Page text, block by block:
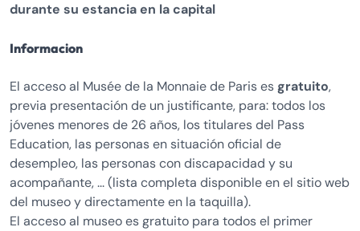
durante su estancia en la capital
Informacion
El acceso al Musée de la Monnaie de Paris esgratuito,
previa presentación de un justificante, para: todos los
jóvenes menores de 26 años, los titulares del Pass
Education, las personas en situación oficial de
desempleo, las personas con discapacidad y su
acompañante, ... (lista completa disponible en el sitio web
del museo y directamente en la taquilla).
El acceso al museo es gratuito para todos el primer